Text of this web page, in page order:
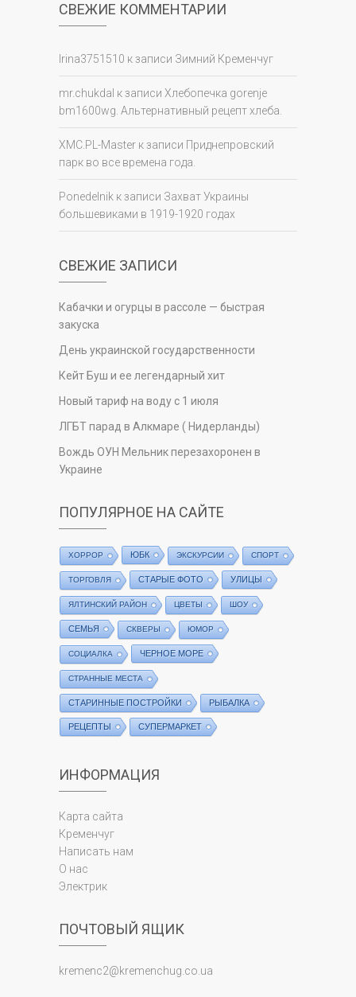
СВЕЖИЕ КОММЕНТАРИИ
Irina3751510 к записи Зимний Кременчуг
mr.chukdal к записи Хлебопечка gorenje
bm1600wg. Альтернативный рецепт хлеба.
XMC.PL-Master к записи Приднепровский
парк во все времена года.
Ponedelnik к записи Захват Украины
большевиками в 1919-1920 годах
СВЕЖИЕ ЗАПИСИ
Кабачки и огурцы в рассоле — быстрая
закуска
День украинской государственности
Кейт Буш и ее легендарный хит
Новый тариф на воду с 1 июля
ЛГБТ парад в Алкмаре ( Нидерланды)
Вождь ОУН Мельник перезахоронен в
Украине
ПОПУЛЯРНОЕ НА САЙТЕ
ХОРРОР ЮБК ЭКСКУРСИИ СПОРТ
ТОРГОВЛЯ СТАРЫЕ ФОТО УЛИЦЫ
ЯЛТИНСКИЙ РАЙОН ЦВЕТЫ ШОУ
СЕМЬЯ СКВЕРЫ ЮМОР
СОЦИАЛКА ЧЕРНОЕ МОРЕ
СТРАННЫЕ МЕСТА
СТАРИННЫЕ ПОСТРОЙКИ РЫБАЛКА
РЕЦЕПТЫ СУПЕРМАРКЕТ
ИНФОРМАЦИЯ
Карта сайта
Кременчуг
Написать нам
О нас
Электрик
ПОЧТОВЫЙ ЯЩИК
kremenc2@kremenchug.co.ua